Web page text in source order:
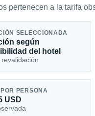
pertenecen a la tarifa
SELECCIONADA
según
del hotel
PERSONA
USD